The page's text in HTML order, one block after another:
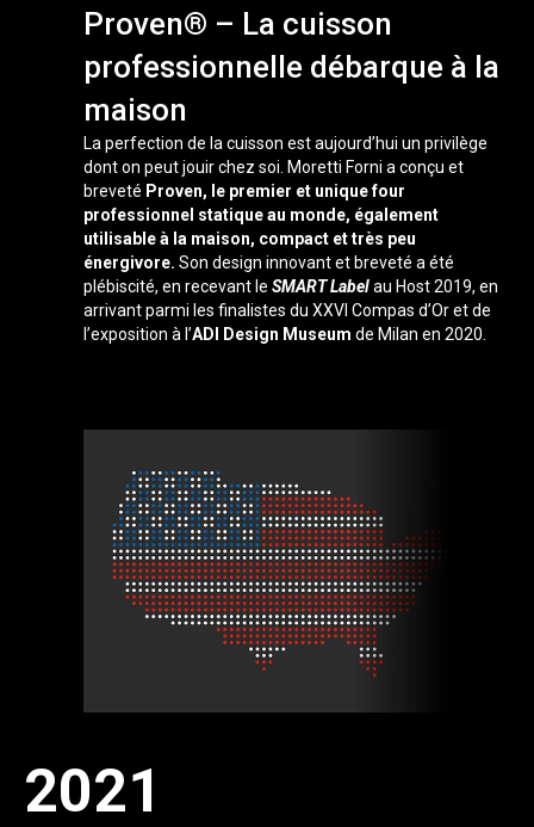
Proven® – La cuisson
professionnelle débarque à la
maison
La perfection de la cuisson est aujourd’hui un privilège
dont on peut jouir chez soi. Moretti Forni a conçu et
breveté Proven, le premier et unique four
professionnel statique au monde, également
utilisable à la maison, compact et très peu
énergivore. Son design innovant et breveté a été
plébiscité, en recevant le SMART Labelau Host 2019, en
arrivant parmi les finalistes du XXVI Compas d’Or et de
l’exposition à l’ADI Design Museum de Milan en 2020.
2021